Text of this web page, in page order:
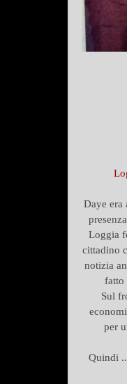
Daye era
Loggia
cittadino
notizia
fatto
Sul
per
Quindi